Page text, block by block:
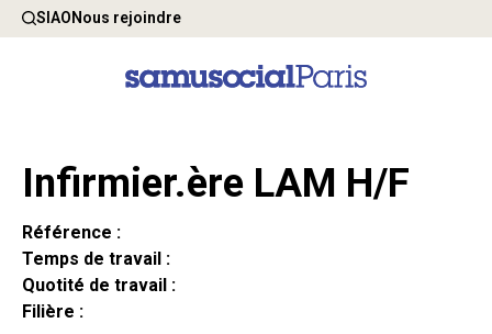
SIAONous rejoindre
Infirmier.ère LAM H/F
Référence :
Temps de travail :
Quotité de travail :
Filière :